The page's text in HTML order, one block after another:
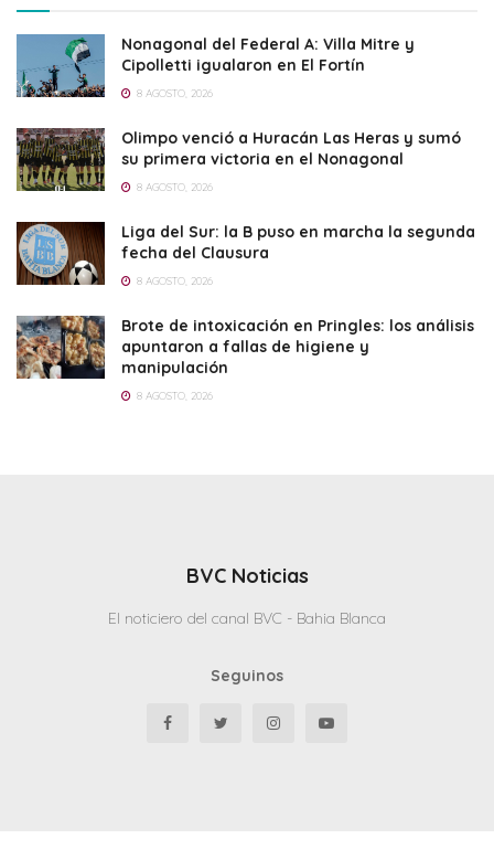
Nonagonal del Federal A: Villa Mitre y
Cipolletti igualaron en El Fortín
8 AGOSTO, 2026
Olimpo venció a Huracán Las Heras y sumó
su primera victoria en el Nonagonal
8 AGOSTO, 2026
Liga del Sur: la B puso en marcha la segunda
fecha del Clausura
8 AGOSTO, 2026
Brote de intoxicación en Pringles: los análisis
apuntaron a fallas de higiene y
manipulación
8 AGOSTO, 2026
BVC Noticias
El noticiero del canal BVC - Bahia Blanca
Seguinos